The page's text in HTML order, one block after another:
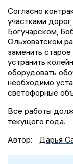
Согласно
участками
Богучарском,
Ольховатском
заменить
устранить
оборудовать
необходимо
светофорные
Все работы
текущего года.
Автор:
Дарья